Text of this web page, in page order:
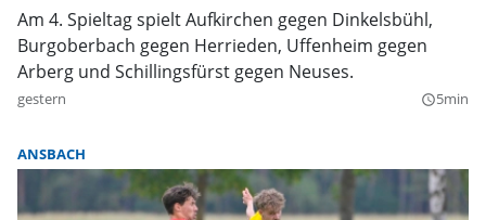
Am 4. Spieltag spielt Aufkirchen gegen Dinkelsbühl,
Burgoberbach gegen Herrieden, Uffenheim gegen
Arberg und Schillingsfürst gegen Neuses.
gestern query_builder5min
ANSBACH